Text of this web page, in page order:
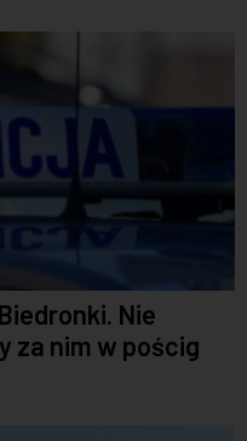
Nie
za nim w pościg